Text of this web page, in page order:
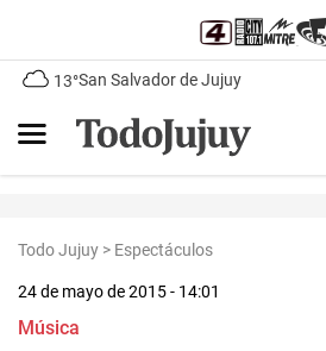
13°San Salvador de Jujuy
Todo Jujuy > Espectáculos
24 de mayo de 2015 - 14:01
Música